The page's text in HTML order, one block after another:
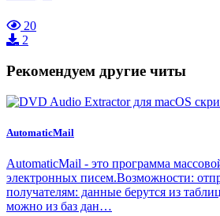
20
2
Рекомендуем другие читы
AutomaticMail
AutomaticMail - это программа
электронных писем.Возможности:
получателям: данные берутся из
можно из баз дан…